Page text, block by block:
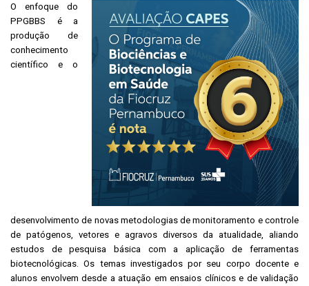
O enfoque do
PPGBBS é a
produção de
conhecimento
científico e o
desenvolvimento de novas metodologias de monitoramento e controle
de patógenos, vetores e agravos diversos da atualidade, aliando
estudos de pesquisa básica com a aplicação de ferramentas
biotecnológicas. Os temas investigados por seu corpo docente e
alunos envolvem desde a atuação em ensaios clínicos e de validação